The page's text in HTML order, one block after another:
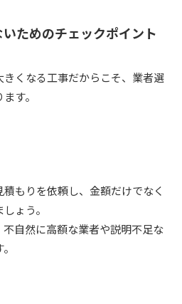
ためのチェックポイント
くなる工事だからこそ、業者選
す。
もりを依頼し、金額だけでなく
ょう。
自然に高額な業者や説明不足な